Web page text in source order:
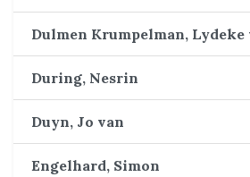
Dulmen Krumpelman, Lydeke
During, Nesrin
Duyn, Jo van
Engelhard, Simon